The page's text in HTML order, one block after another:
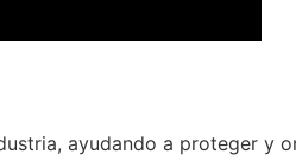
ayudando a proteger y